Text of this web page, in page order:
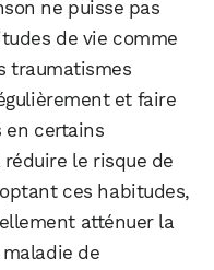
ne puisse pas
de vie comme
traumatismes
et faire
en certains
le risque de
ces habitudes,
atténuer la
de